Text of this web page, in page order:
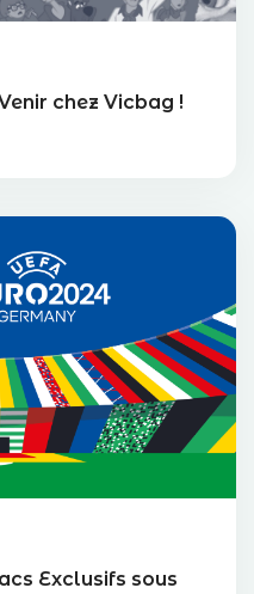
chez Vicbag !
Exclusifs sous